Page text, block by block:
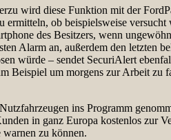
wird diese Funktion mit der
ermitteln, ob beispielsweise
des Besitzers, wenn
Alarm an, außerdem den letzten
würde – sendet SecuriAlert
Beispiel um morgens zur Arbeit
ins Programm
in ganz Europa kostenlos zur
warnen zu können.